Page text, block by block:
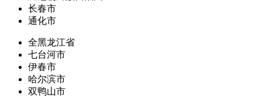
长春市
通化市
全黑龙江省
七台河市
伊春市
哈尔滨市
双鸭山市